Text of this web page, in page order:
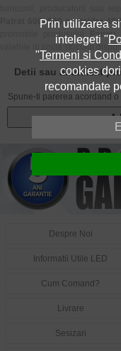
Patrat 600x600 cu holder
promotiile produsului
valabile in limita stocului
Detii sau ai utilizat
Spune-ti parerea acordand
Despre Noi
Informatii Utile LED
Cum Comand?
Livrare
Sesizari
Prin utilizarea
intelegeti "
"Termeni si
cookies
recomandate